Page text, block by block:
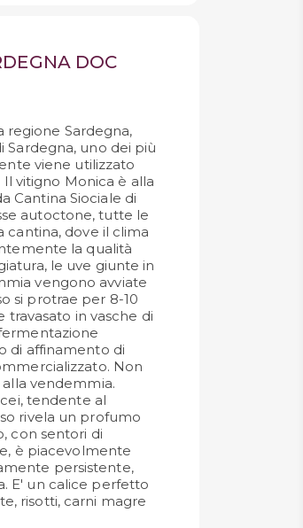
DOC
regione Sardegna,
Sardegna, uno dei più
viene utilizzato
vitigno Monica è alla
Cantina Siociale di
autoctone, tutte le
cantina, dove il clima
la qualità
le uve giunte in
vengono avviate
si protrae per 8-10
travasato in vasche di
di affinamento di
Non
alla vendemmia.
tendente al
rivela un profumo
con sentori di
è piacevolmente
persistente,
E' un calice perfetto
risotti, carni magre